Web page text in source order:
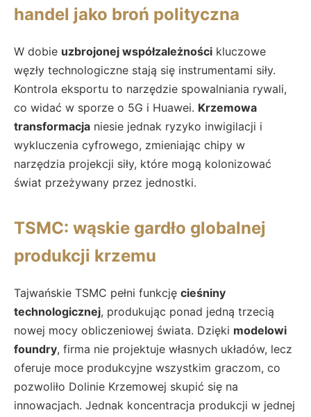
handel jako broń polityczna
W dobie uzbrojonej współzależności kluczowe
węzły technologiczne stają się instrumentami siły.
Kontrola eksportu to narzędzie spowalniania rywali,
co widać w sporze o 5G i Huawei. Krzemowa
transformacja niesie jednak ryzyko inwigilacji i
wykluczenia cyfrowego, zmieniając chipy w
narzędzia projekcji siły, które mogą kolonizować
świat przeżywany przez jednostki.
TSMC: wąskie gardło globalnej
produkcji krzemu
Tajwańskie TSMC pełni funkcję cieśniny
technologicznej, produkując ponad jedną trzecią
nowej mocy obliczeniowej świata. Dzięki modelowi
foundry, firma nie projektuje własnych układów, lecz
oferuje moce produkcyjne wszystkim graczom, co
pozwoliło Dolinie Krzemowej skupić się na
innowacjach. Jednak koncentracja produkcji w jednej